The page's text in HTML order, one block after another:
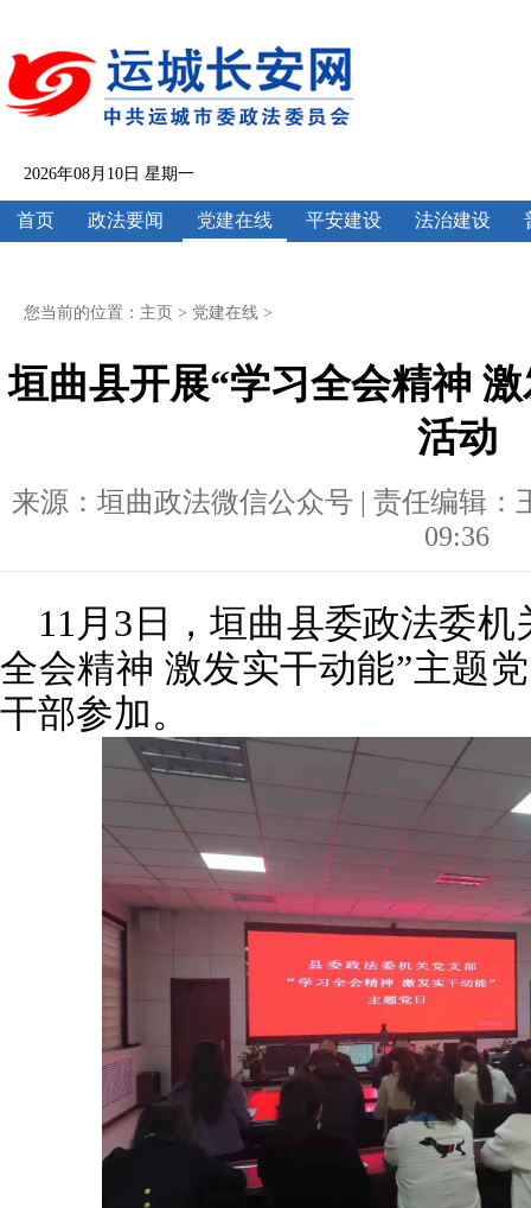
2026年08月10日 星期一
首页 政法要闻 党建在线 平安建设 法治建设
您当前的位置： 主页 > 党建在线 >
垣曲县开展“学习全会精神
活动
来源：垣曲政法微信公众号 | 责任编辑：
09:36
11月3日，垣曲县委政法委
全会精神 激发实干动能”主题
干部参加。